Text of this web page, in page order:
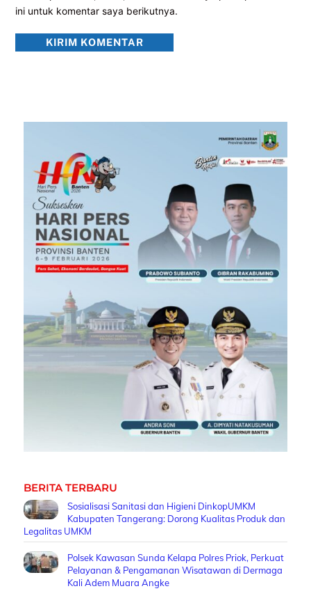
ini untuk komentar saya berikutnya.
BERITA TERBARU
Sosialisasi Sanitasi dan Higieni DinkopUMKM
Kabupaten Tangerang: Dorong Kualitas Produk dan
Legalitas UMKM
Polsek Kawasan Sunda Kelapa Polres Priok, Perkuat
Pelayanan & Pengamanan Wisatawan di Dermaga
Kali Adem Muara Angke